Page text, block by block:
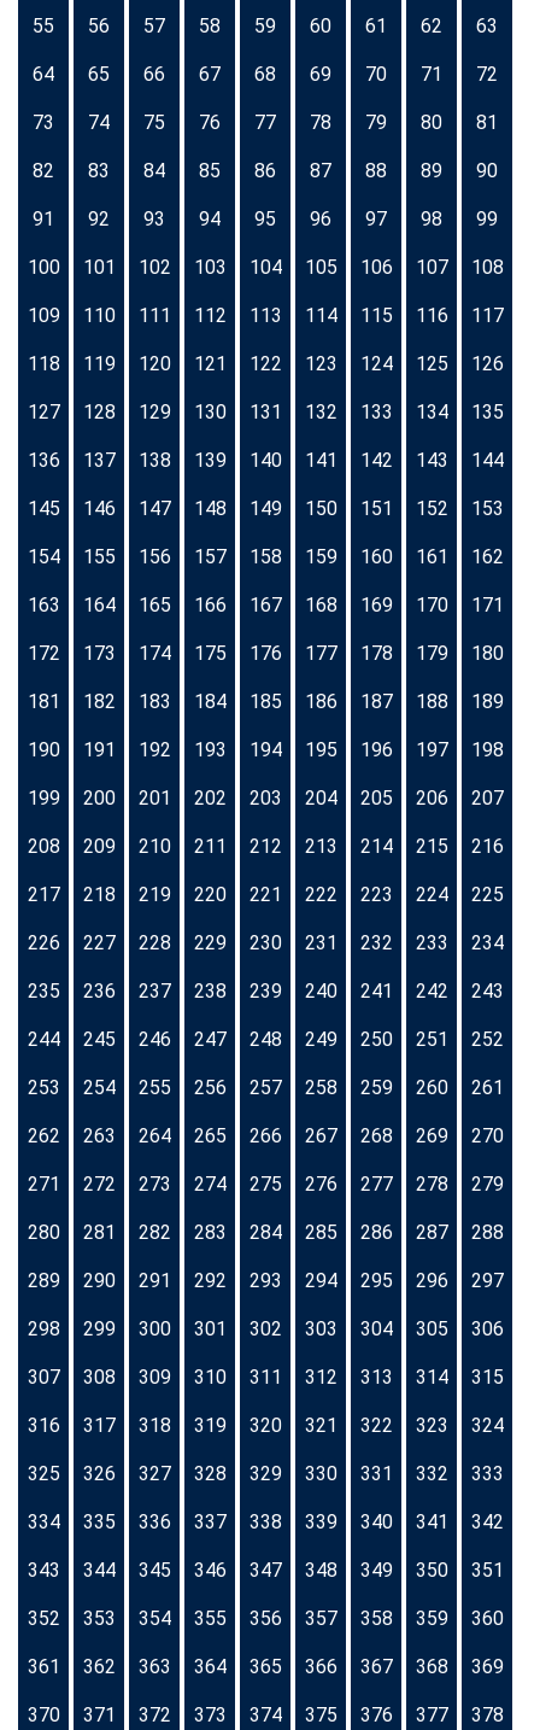
55 56 57 58 59 60 61 62 63
64 65 66 67 68 69 70 71 72
73 74 75 76 77 78 79 80 81
82 83 84 85 86 87 88 89 90
91 92 93 94 95 96 97 98 99
100 101 102 103 104 105 106 107 108
109 110 111 112 113 114 115 116 117
118 119 120 121 122 123 124 125 126
127 128 129 130 131 132 133 134 135
136 137 138 139 140 141 142 143 144
145 146 147 148 149 150 151 152 153
154 155 156 157 158 159 160 161 162
163 164 165 166 167 168 169 170 171
172 173 174 175 176 177 178 179 180
181 182 183 184 185 186 187 188 189
190 191 192 193 194 195 196 197 198
199 200 201 202 203 204 205 206 207
208 209 210 211 212 213 214 215 216
217 218 219 220 221 222 223 224 225
226 227 228 229 230 231 232 233 234
235 236 237 238 239 240 241 242 243
244 245 246 247 248 249 250 251 252
253 254 255 256 257 258 259 260 261
262 263 264 265 266 267 268 269 270
271 272 273 274 275 276 277 278 279
280 281 282 283 284 285 286 287 288
289 290 291 292 293 294 295 296 297
298 299 300 301 302 303 304 305 306
307 308 309 310 311 312 313 314 315
316 317 318 319 320 321 322 323 324
325 326 327 328 329 330 331 332 333
334 335 336 337 338 339 340 341 342
343 344 345 346 347 348 349 350 351
352 353 354 355 356 357 358 359 360
361 362 363 364 365 366 367 368 369
370 371 372 373 374 375 376 377 378